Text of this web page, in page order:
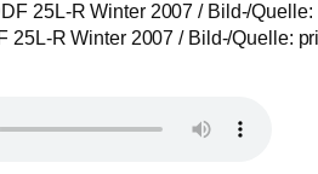
25L-R Winter 2007 / Bild-/Quelle: